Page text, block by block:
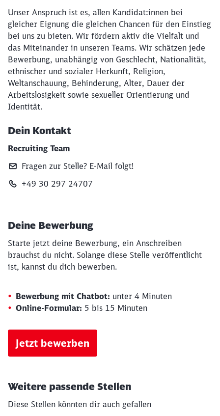
Unser Anspruch ist es, allen Kandidat:innen bei
gleicher Eignung die gleichen Chancen für den Einstieg
bei uns zu bieten. Wir fördern aktiv die Vielfalt und
das Miteinander in unseren Teams. Wir schätzen jede
Bewerbung, unabhängig von Geschlecht, Nationalität,
ethnischer und sozialer Herkunft, Religion,
Weltanschauung, Behinderung, Alter, Dauer der
Arbeitslosigkeit sowie sexueller Orientierung und
Identität.
Dein Kontakt
Recruiting Team
Fragen zur Stelle? E‑Mail folgt!
+49 30 297 24707
Deine Bewerbung
Starte jetzt deine Bewerbung, ein Anschreiben
brauchst du nicht. Solange diese Stelle veröffentlicht
ist, kannst du dich bewerben.
Bewerbung mit Chatbot: unter 4 Minuten
Online-Formular: 5 bis 15 Minuten
Jetzt bewerben
Weitere passende Stellen
Diese Stellen könnten dir auch gefallen